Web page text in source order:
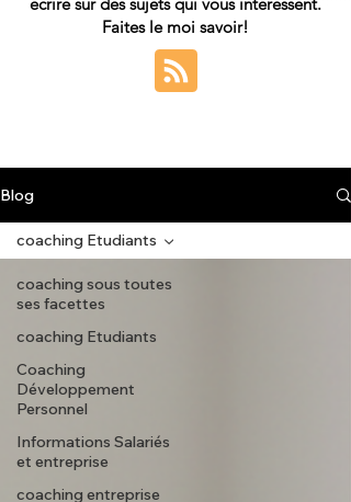
Faites le moi savoir!
Blog
coaching sous toutes
ses facettes
coaching Etudiants
Coaching
Développement
Personnel
Informations Salariés
et entreprise
coaching entreprise
coaching Etudiants